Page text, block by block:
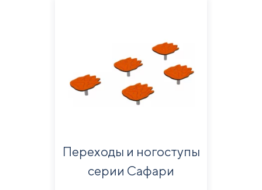
Переходы и ногоступы
серии Сафари